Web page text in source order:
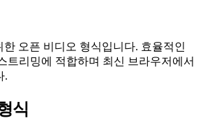
한 오픈 비디오 형식입니다. 효율적인
트리밍에 적합하며 최신 브라우저에서
.
식